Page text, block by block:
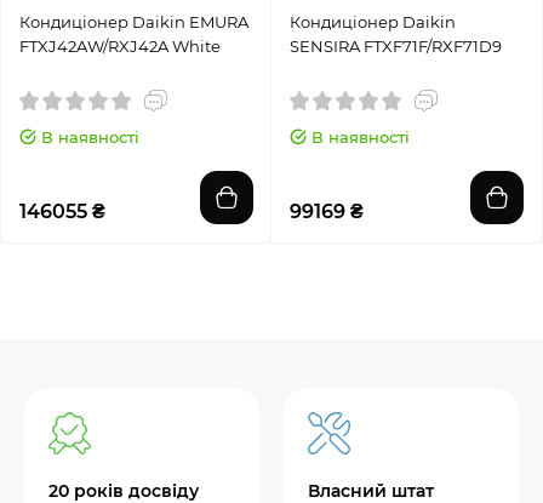
Кондиціонер Daikin EMURA
FTXJ42AW/RXJ42A White
В наявності
146055 ₴
Кондиціонер Daikin
SENSIRA FTXF71F/RXF71D9
В наявності
99169 ₴
20 років досвіду
Власний штат